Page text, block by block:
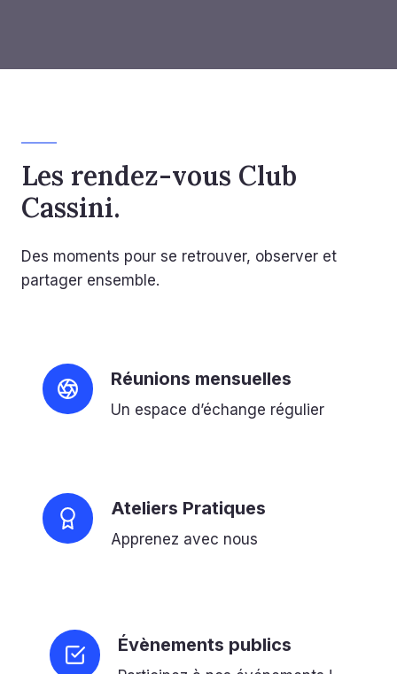
Les rendez-vous Club
Cassini.
Des moments pour se retrouver, observer et
partager ensemble.
Réunions mensuelles
Un espace d’échange régulier
Ateliers Pratiques
Apprenez avec nous
Évènements publics